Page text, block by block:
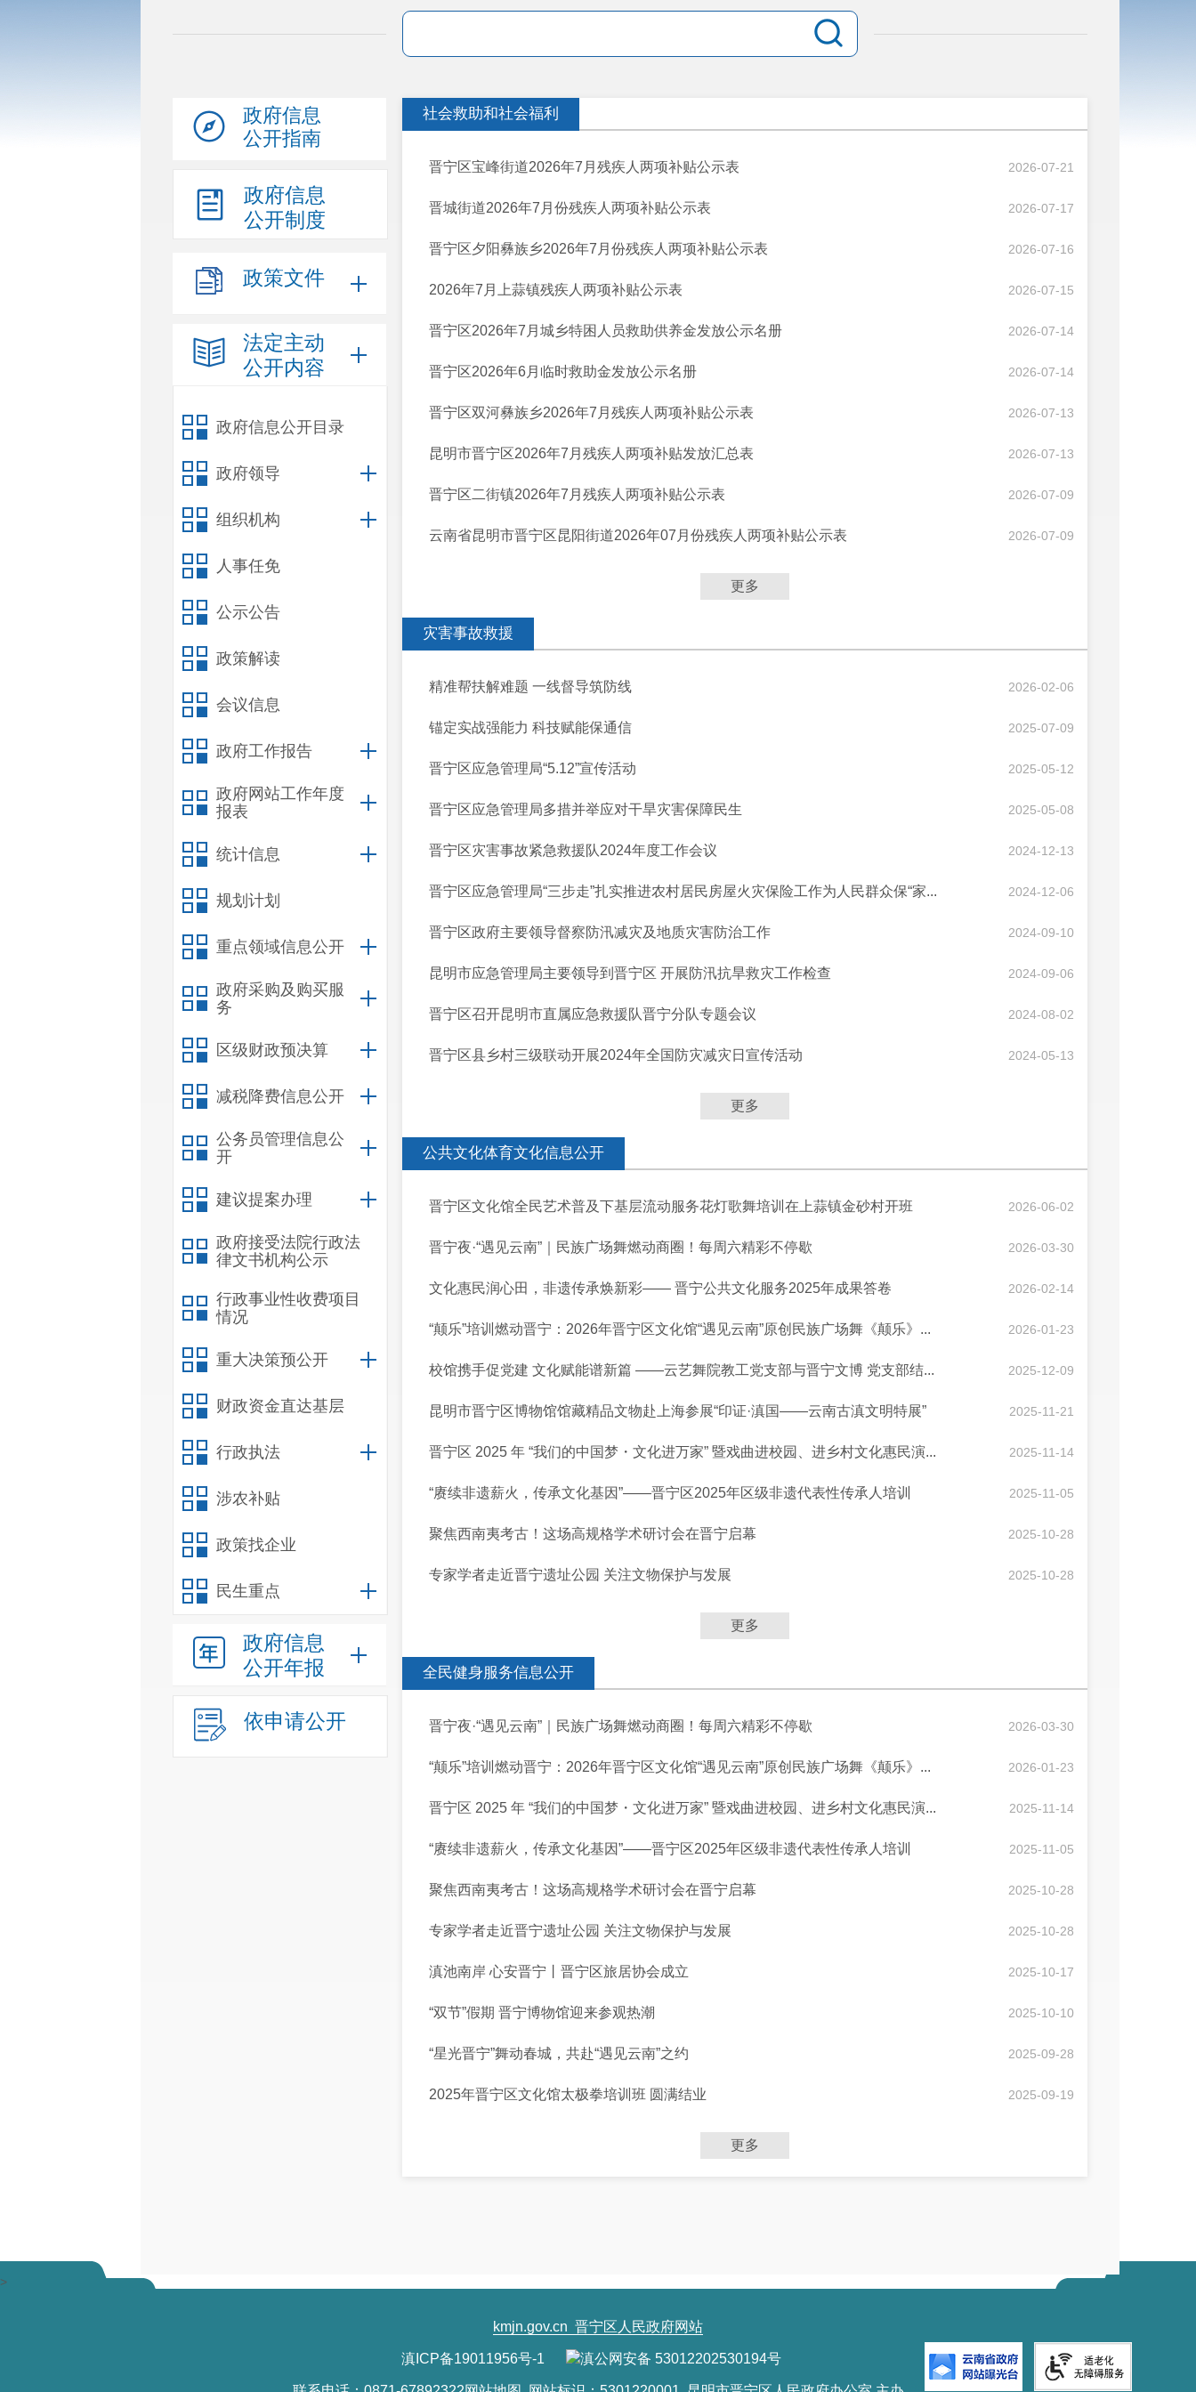
政府信息
公开指南
政府信息
公开制度
政策文件
法定主动
公开内容
政府信息公开目录
政府领导
组织机构
人事任免
公示公告
政策解读
会议信息
政府工作报告
政府网站工作年度
报表
统计信息
规划计划
重点领域信息公开
政府采购及购买服
务
区级财政预决算
减税降费信息公开
公务员管理信息公
开
建议提案办理
政府接受法院行政法
律文书机构公示
行政事业性收费项目
情况
重大决策预公开
财政资金直达基层
行政执法
涉农补贴
政策找企业
民生重点
政府信息
公开年报
依申请公开
社会救助和社会福利
晋宁区宝峰街道2026年7月残疾人两项补贴公示表 2026-07-21
晋城街道2026年7月份残疾人两项补贴公示表 2026-07-17
晋宁区夕阳彝族乡2026年7月份残疾人两项补贴公示表 2026-07-16
2026年7月上蒜镇残疾人两项补贴公示表 2026-07-15
晋宁区2026年7月城乡特困人员救助供养金发放公示名册 2026-07-14
晋宁区2026年6月临时救助金发放公示名册 2026-07-14
晋宁区双河彝族乡2026年7月残疾人两项补贴公示表 2026-07-13
昆明市晋宁区2026年7月残疾人两项补贴发放汇总表 2026-07-13
晋宁区二街镇2026年7月残疾人两项补贴公示表 2026-07-09
云南省昆明市晋宁区昆阳街道2026年07月份残疾人两项补贴公示表 2026-07-09
更多
灾害事故救援
精准帮扶解难题 一线督导筑防线 2026-02-06
锚定实战强能力 科技赋能保通信 2025-07-09
晋宁区应急管理局“5.12”宣传活动 2025-05-12
晋宁区应急管理局多措并举应对干旱灾害保障民生 2025-05-08
晋宁区灾害事故紧急救援队2024年度工作会议 2024-12-13
晋宁区应急管理局“三步走”扎实推进农村居民房屋火灾保险工作为人民群众保“家... 2024-12-06
晋宁区政府主要领导督察防汛减灾及地质灾害防治工作 2024-09-10
昆明市应急管理局主要领导到晋宁区 开展防汛抗旱救灾工作检查 2024-09-06
晋宁区召开昆明市直属应急救援队晋宁分队专题会议 2024-08-02
晋宁区县乡村三级联动开展2024年全国防灾减灾日宣传活动 2024-05-13
更多
公共文化体育文化信息公开
晋宁区文化馆全民艺术普及下基层流动服务花灯歌舞培训在上蒜镇金砂村开班 2026-06-02
晋宁夜·“遇见云南”｜民族广场舞燃动商圈！每周六精彩不停歇 2026-03-30
文化惠民润心田，非遗传承焕新彩—— 晋宁公共文化服务2025年成果答卷 2026-02-14
“颠乐”培训燃动晋宁：2026年晋宁区文化馆“遇见云南”原创民族广场舞《颠乐》... 2026-01-23
校馆携手促党建 文化赋能谱新篇 ——云艺舞院教工党支部与晋宁文博 党支部结... 2025-12-09
昆明市晋宁区博物馆馆藏精品文物赴上海参展“印证·滇国——云南古滇文明特展” 2025-11-21
晋宁区 2025 年 “我们的中国梦・文化进万家” 暨戏曲进校园、进乡村文化惠民演... 2025-11-14
“赓续非遗薪火，传承文化基因”——晋宁区2025年区级非遗代表性传承人培训 2025-11-05
聚焦西南夷考古！这场高规格学术研讨会在晋宁启幕 2025-10-28
专家学者走近晋宁遗址公园 关注文物保护与发展 2025-10-28
更多
全民健身服务信息公开
晋宁夜·“遇见云南”｜民族广场舞燃动商圈！每周六精彩不停歇 2026-03-30
“颠乐”培训燃动晋宁：2026年晋宁区文化馆“遇见云南”原创民族广场舞《颠乐》... 2026-01-23
晋宁区 2025 年 “我们的中国梦・文化进万家” 暨戏曲进校园、进乡村文化惠民演... 2025-11-14
“赓续非遗薪火，传承文化基因”——晋宁区2025年区级非遗代表性传承人培训 2025-11-05
聚焦西南夷考古！这场高规格学术研讨会在晋宁启幕 2025-10-28
专家学者走近晋宁遗址公园 关注文物保护与发展 2025-10-28
滇池南岸 心安晋宁丨晋宁区旅居协会成立 2025-10-17
“双节”假期 晋宁博物馆迎来参观热潮 2025-10-10
“星光晋宁”舞动春城，共赴“遇见云南”之约 2025-09-28
2025年晋宁区文化馆太极拳培训班 圆满结业 2025-09-19
更多
>
kmjn.gov.cn 晋宁区人民政府网站
滇ICP备19011956号-1 滇公网安备 53012202530194号